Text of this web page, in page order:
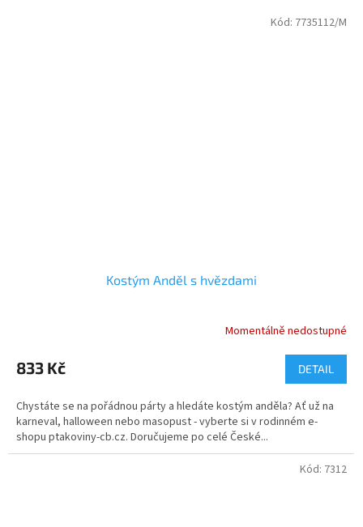
Kostým Anděl s hvězdami
produktu
je
z
5
hvězdiček.
Momentálně nedostupné
833 Kč DETAIL
Chystáte se na pořádnou párty a hledáte kostým anděla? Ať už na
karneval, halloween nebo masopust - vyberte si v rodinném e-
shopu ptakoviny-cb.cz. Doručujeme po celé České...
Kód: 7735112/M
Kód: 7312